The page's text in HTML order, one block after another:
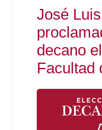
José
decano
Facultad